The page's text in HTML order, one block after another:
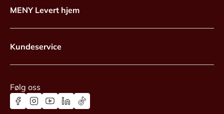
MENY Levert hjem
Kundeservice
Følg oss